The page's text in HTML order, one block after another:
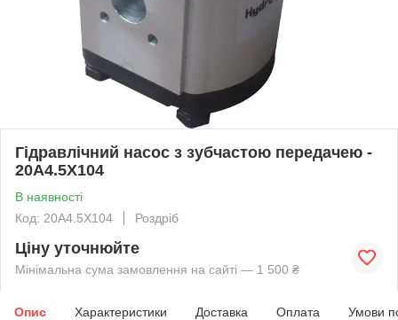
Гідравлічний насос з зубчастою передачею -
20A4.5X104
В наявності
Код: 20A4.5X104
Роздріб
Ціну уточнюйте
Мінімальна сума замовлення на сайті — 1 500 ₴
Опис Характеристики Доставка Оплата Умови